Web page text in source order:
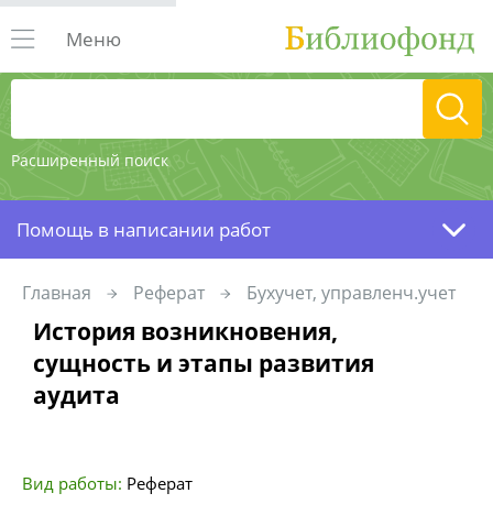
Расширенный поиск
Меню
Помощь в написании работ
Главная Реферат Бухучет, управленч.учет
История возникновения,
сущность и этапы развития
аудита
Вид работы: Реферат